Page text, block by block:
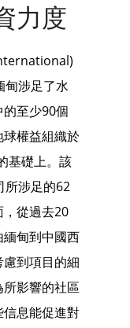
力度
甸涉足了水
至少90個
權益組織於
基礎上。該
所涉足的62
從過去20
甸到中國西
到項目的細
影響的社區
息能促進對